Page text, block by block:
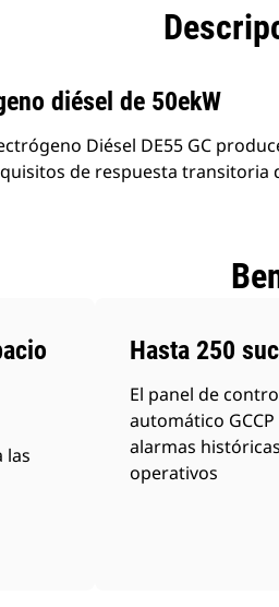
diésel de 50ekW
Diésel DE55 GC
de respuesta transitoria
las
Hasta 250
El panel de
automático
alarmas
operativos